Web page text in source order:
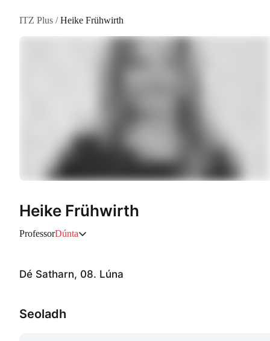
ITZ Plus /Heike Frühwirth
Heike Frühwirth
ProfessorDúnta
Dé Satharn, 08. Lúna
Seoladh